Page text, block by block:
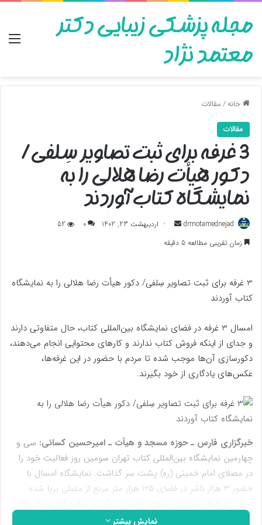
مجله پزشکی زیبایی دکتر
معتمد نژاد
خانه/مقالات
مقالات
3 غرفه برای ثبت تصاویر سِلفی/
دکور هیأت رضا هلالی را به
نمایشگاه کتاب آوردند
drmotamednejad
ارسال
به
اردیبهشت 23, 1402 0
52
زمان تقریبی مطالعه 5 دقیقه
3 غرفه برای ثبت تصاویر سِلفی/ دکور هیأت رضا هلالی را به نمایشگاه
کتاب آوردند
امسال 3 غرفه در فضای نمایشگاه بین‌المللی کتاب، حال متفاوتی دارند
و جدای از اینکه فروش کتاب ندارند و کارهای محتوایی انجام می‌دهند،
دکورسازی آن‌ها موجب شده تا مردم با حضور در این غرفه‌ها،
عکس‌های یادگاری از خود بگیرند.
خبرگزاری فارس ـ حوزه مسجد و هیأت ـ امیرحسین کسائی: سی و
چهارمین نمایشگاه بین‌المللی کتاب تهران سومین روز فعالیت خود را
در مصلای امام خمینی (ره) پشت سر گذاشت. نمایشگاه امسال با
حضور ۳ هزار ناشر در فضای ۱۲۵ هزار متر مربع از مصلی برپا شده
بوده و شواهد گویای رشد بازدیدکنندگان بیشتری از نمایشگاه نسبت
نمایش بیشتر